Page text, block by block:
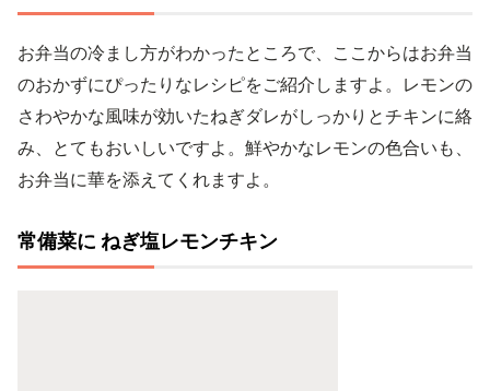
お弁当の冷まし方がわかったところで、ここからはお弁当
のおかずにぴったりなレシピをご紹介しますよ。レモンの
さわやかな風味が効いたねぎダレがしっかりとチキンに絡
み、とてもおいしいですよ。鮮やかなレモンの色合いも、
お弁当に華を添えてくれますよ。
常備菜に ねぎ塩レモンチキン